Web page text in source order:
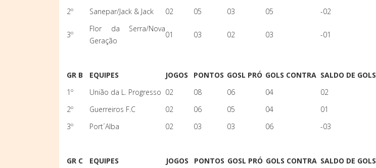
2º
Sanepar/Jack & Jack 02 05 03 05 -02
3º
Flor da Serra/Nova
Geração
01 03 02 03 -01
GR B EQUIPES JOGOS PONTOS GOSL PRÓ GOLS CONTRA SALDO DE GOLS
1º
União da L. Progresso 02 08 06 04
02
2º
Guerreiros F.C 02 06 05 04
01
3º
Port´Alba 02 03 03 06 -03
GR C EQUIPES JOGOS PONTOS GOSL PRÓ GOLS CONTRA SALDO DE GOLS